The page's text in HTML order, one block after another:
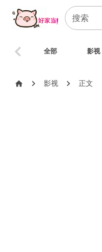
全部 影视
chevron_left
home chevron_right 影视 chevron_right 正文